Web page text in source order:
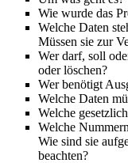
Wie wurde das
Welche Daten
Müssen sie zur
Wer darf, soll
oder löschen?
Wer benötigt
Welche Daten
Welche
Welche
Wie sind sie
beachten?